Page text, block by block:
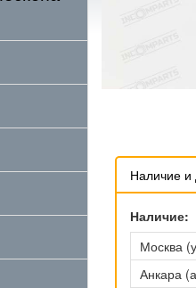
Наличие и
Наличие:
Москва
Анкара